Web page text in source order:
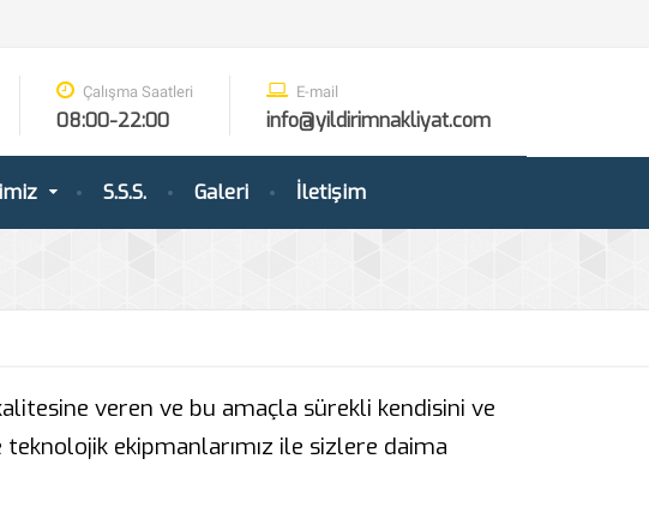
S.S.S. Galeri İletişim
Çalışma Saatleri
08:00-22:00
E-mail
info@yildirimnakliyat.com
veren ve bu amaçla sürekli kendisini ve
ekipmanlarımız ile sizlere daima